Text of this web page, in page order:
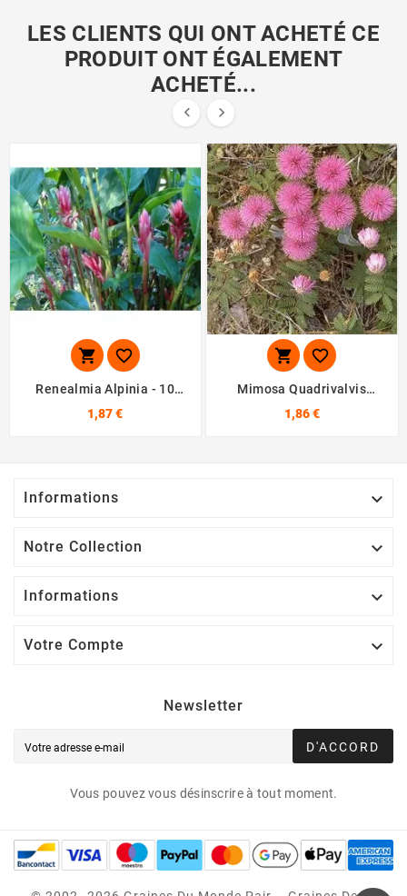
LES CLIENTS QUI ONT ACHETÉ CE
PRODUIT ONT ÉGALEMENT
ACHETÉ...
 
 
Renealmia Alpinia - 10
Graines
1,87 €
 
Mimosa Quadrivalvis
Nutallii - 10 Graines
1,86 €
Informations 
Notre Collection 
Informations 
Votre Compte 
Newsletter
D'ACCORD
Vous pouvez vous désinscrire à tout moment.